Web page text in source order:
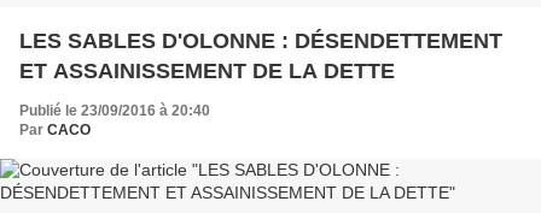
LES SABLES D'OLONNE : DÉSENDETTEMENT
ET ASSAINISSEMENT DE LA DETTE
Publié le 23/09/2016 à 20:40
Par CACO